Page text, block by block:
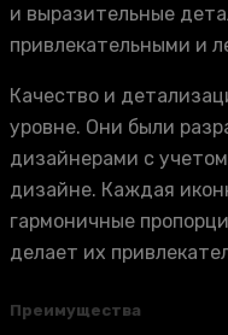
и выразительные
привлекательными и
Качество и
уровне. Они были
дизайнерами с
дизайне. Каждая
гармоничные
делает их
Преимущества